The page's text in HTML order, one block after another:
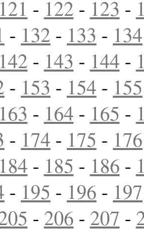
121 - 122 - 123 -
- 132 - 133 - 134
142 - 143 - 144 -
- 153 - 154 - 155
163 - 164 - 165 -
- 174 - 175 - 176
184 - 185 - 186 -
- 195 - 196 - 197
- 206 - 207 -